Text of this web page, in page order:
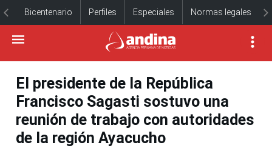
Bicentenario Perfiles Especiales Normas legales
El presidente de la República
Francisco Sagasti sostuvo una
reunión de trabajo con autoridades
de la región Ayacucho